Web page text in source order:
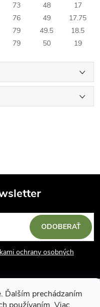
Ďalším prechádzaním
73 48
17
76 49
17.75
79 49.5
18.5
79 50 19
ochrany osobných
ODOBERAŤ